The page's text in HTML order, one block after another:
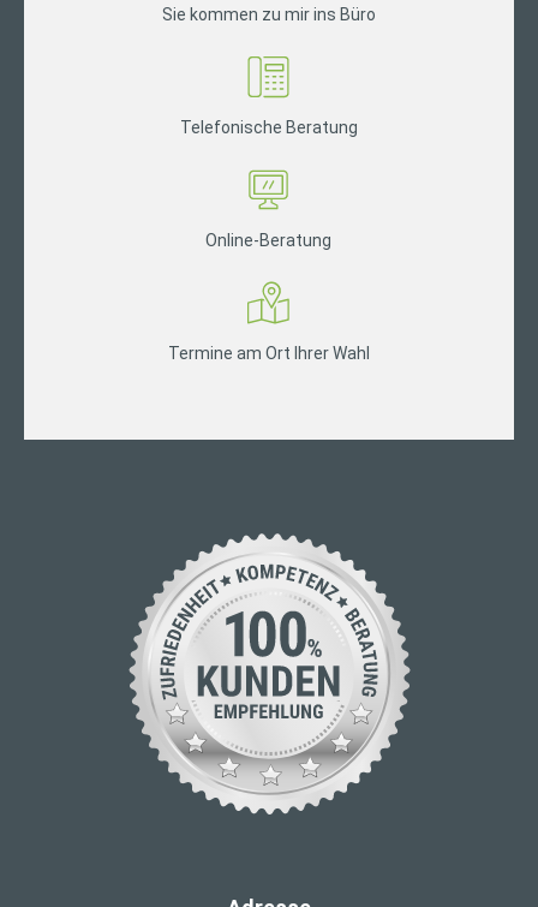
Sie kommen zu mir ins Büro
Telefonische Beratung
Online-Beratung
Termine am Ort Ihrer Wahl